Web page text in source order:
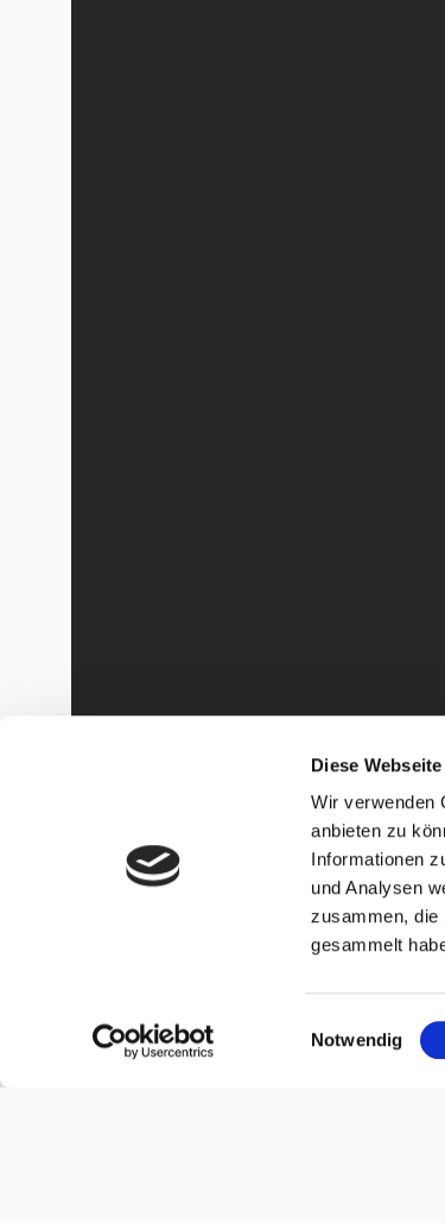
Diese
Wir verwenden
anbieten zu
Informationen
und Analysen
zusammen, die
gesammelt
Notwendig